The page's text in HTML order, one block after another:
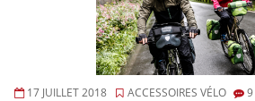
17 JUILLET 2018 ACCESSOIRES VÉLO 9